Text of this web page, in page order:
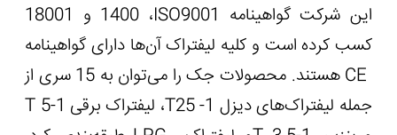
این شرکت گواهینامه ISO9001، 1400
و 18001
کسب کرده است و کلیه لیفتراک آن‌ها دارای گواهینامه
CE
هستند. محصولات جک را می‌توان به 15 سری از
جمله لیفتراک‌های دیزل 1- 25
T، لیفتراک برقی 1-5
T